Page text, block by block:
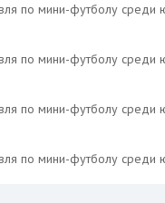
по мини-футболу
по мини-футболу
по мини-футболу
по мини-футболу